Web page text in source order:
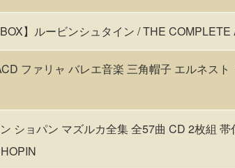
】ルービンシュタイン / THE
ファリャ バレエ音楽 三角帽子 エルネス
ショパン マズルカ全集 全57曲 CD 2枚組